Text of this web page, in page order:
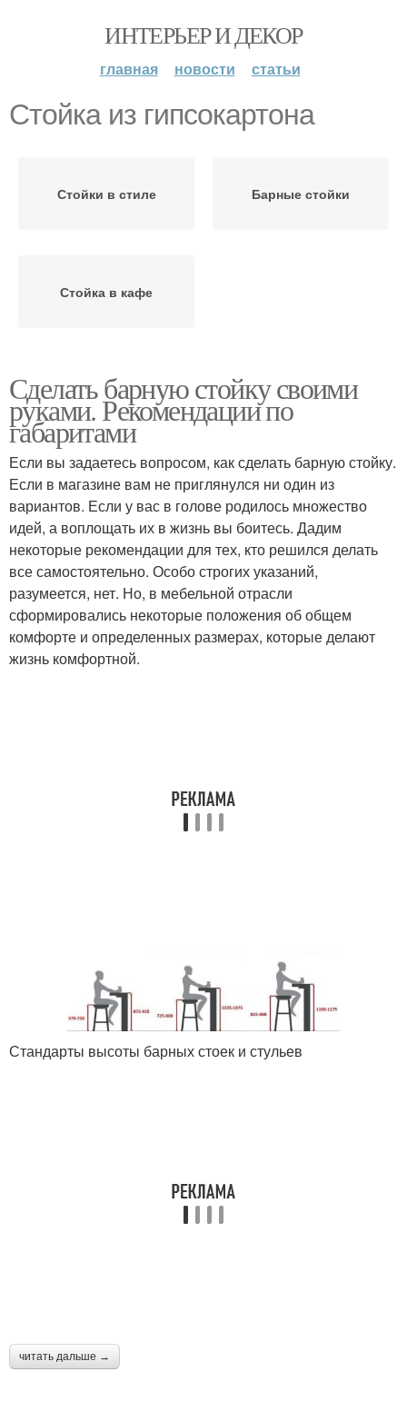
ИНТЕРЬЕР И ДЕКОР
главная новости статьи
Стойка из гипсокартона
Стойки в стиле Барные стойки
Стойка в кафе
Сделать барную стойку своими
руками. Рекомендации по
габаритами
Если вы задаетесь вопросом, как сделать барную стойку.
Если в магазине вам не приглянулся ни один из
вариантов. Если у вас в голове родилось множество
идей, а воплощать их в жизнь вы боитесь. Дадим
некоторые рекомендации для тех, кто решился делать
все самостоятельно. Особо строгих указаний,
разумеется, нет. Но, в мебельной отрасли
сформировались некоторые положения об общем
комфорте и определенных размерах, которые делают
жизнь комфортной.
Стандарты высоты барных стоек и стульев
читать дальше →